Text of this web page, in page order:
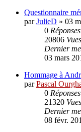
Questionnaire
parJulieD » 03
0 Réponses
20806 Vues
Dernier
03 mars
Hommage à
parPascal
0 Réponses
21320 Vues
Dernier
08 févr.